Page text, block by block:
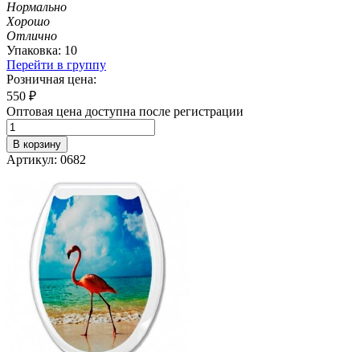
Нормально
Хорошо
Отлично
Упаковка: 10
Перейти в группу
Розничная цена:
550 ₽
Оптовая цена доступна после регистрации
В корзину
Артикул: 0682